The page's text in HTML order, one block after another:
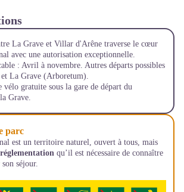
La Grave et Villar d'Arêne traverse le cœur
avec une autorisation exceptionnelle.
: Avril à novembre. Autres départs possibles
La Grave (Arboretum).
vélo gratuite sous la gare de départ du
Grave.
parc
est un territoire naturel, ouvert à tous, mais
réglementation qu’il est nécessaire de connaître
séjour.